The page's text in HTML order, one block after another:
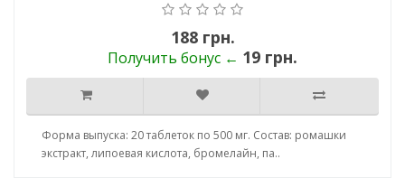
188 грн.
Получить бонус ← 19 грн.
Форма выпуска: 20 таблеток по 500 мг. Состав: ромашки
экстракт, липоевая кислота, бромелайн, па..